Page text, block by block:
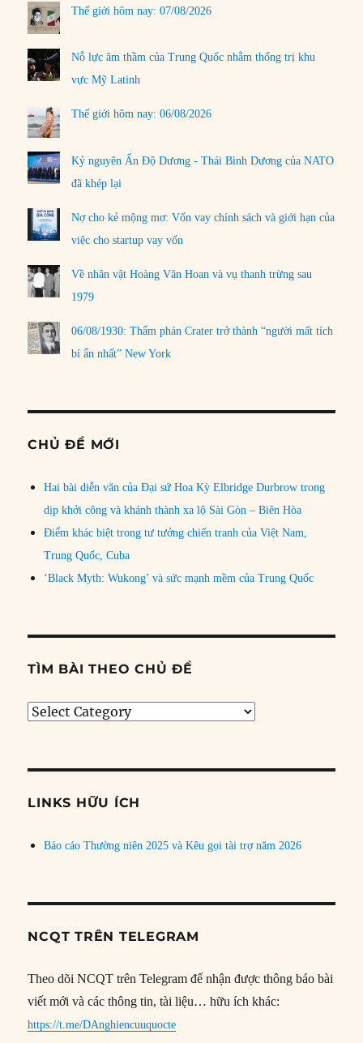
Thế giới hôm nay: 07/08/2026
Nỗ lực âm thầm của Trung Quốc nhằm thống trị khu
vực Mỹ Latinh
Thế giới hôm nay: 06/08/2026
Kỷ nguyên Ấn Độ Dương - Thái Bình Dương của NATO
đã khép lại
Nợ cho kẻ mộng mơ: Vốn vay chính sách và giới hạn của
việc cho startup vay vốn
Về nhân vật Hoàng Văn Hoan và vụ thanh trừng sau
1979
06/08/1930: Thẩm phán Crater trở thành “người mất tích
bí ẩn nhất” New York
CHỦ ĐỀ MỚI
Hai bài diễn văn của Đại sứ Hoa Kỳ Elbridge Durbrow trong
dịp khởi công và khánh thành xa lộ Sài Gòn – Biên Hòa
Điểm khác biệt trong tư tưởng chiến tranh của Việt Nam,
Trung Quốc, Cuba
‘Black Myth: Wukong’ và sức mạnh mềm của Trung Quốc
TÌM BÀI THEO CHỦ ĐỀ
Tìm
đề
LINKS HỮU ÍCH
Báo cáo Thường niên 2025 và Kêu gọi tài trợ năm 2026
NCQT TRÊN TELEGRAM
Theo dõi NCQT trên Telegram để nhận được thông báo bài
viết mới và các thông tin, tài liệu… hữu ích khác:
https://t.me/DAnghiencuuquocte